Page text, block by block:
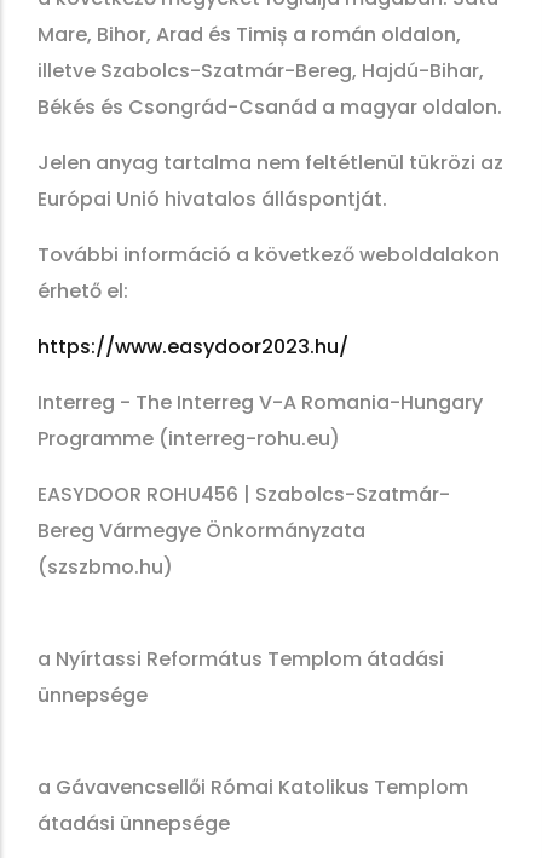
Mare, Bihor, Arad és Timiș a román oldalon,
illetve Szabolcs-Szatmár-Bereg, Hajdú-Bihar,
Békés és Csongrád-Csanád a magyar oldalon.
Jelen anyag tartalma nem feltétlenül tükrözi az
Európai Unió hivatalos álláspontját.
További információ a következő weboldalakon
érhető el:
https://www.easydoor2023.hu/
Interreg - The Interreg V-A Romania-Hungary
Programme (interreg-rohu.eu)
EASYDOOR ROHU456 | Szabolcs-Szatmár-
Bereg Vármegye Önkormányzata
(szszbmo.hu)
a Nyírtassi Református Templom átadási
ünnepsége
a Gávavencsellői Római Katolikus Templom
átadási ünnepsége